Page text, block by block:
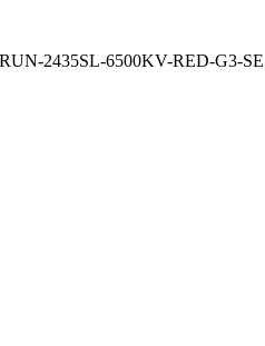
2435SL-6500KV-RED-G3-